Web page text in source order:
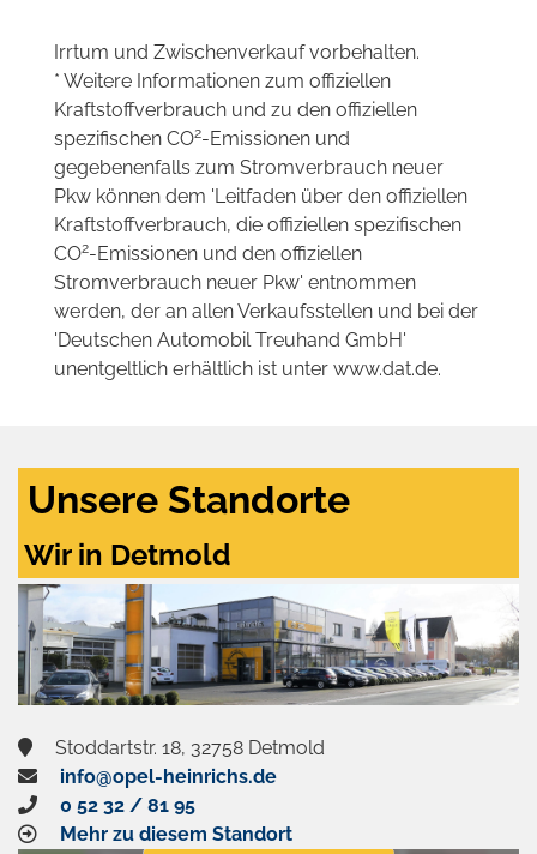
Irrtum und Zwischenverkauf vorbehalten.
* Weitere Informationen zum offiziellen
Kraftstoffverbrauch und zu den offiziellen
spezifischen CO2-Emissionen und
gegebenenfalls zum Stromverbrauch neuer
Pkw können dem 'Leitfaden über den offiziellen
Kraftstoffverbrauch, die offiziellen spezifischen
CO2-Emissionen und den offiziellen
Stromverbrauch neuer Pkw' entnommen
werden, der an allen Verkaufsstellen und bei der
'Deutschen Automobil Treuhand GmbH'
unentgeltlich erhältlich ist unter www.dat.de.
Unsere Standorte
Wir in Detmold
Stoddartstr. 18, 32758 Detmold
info@opel-heinrichs.de
0 52 32 / 81 95
Mehr zu diesem Standort